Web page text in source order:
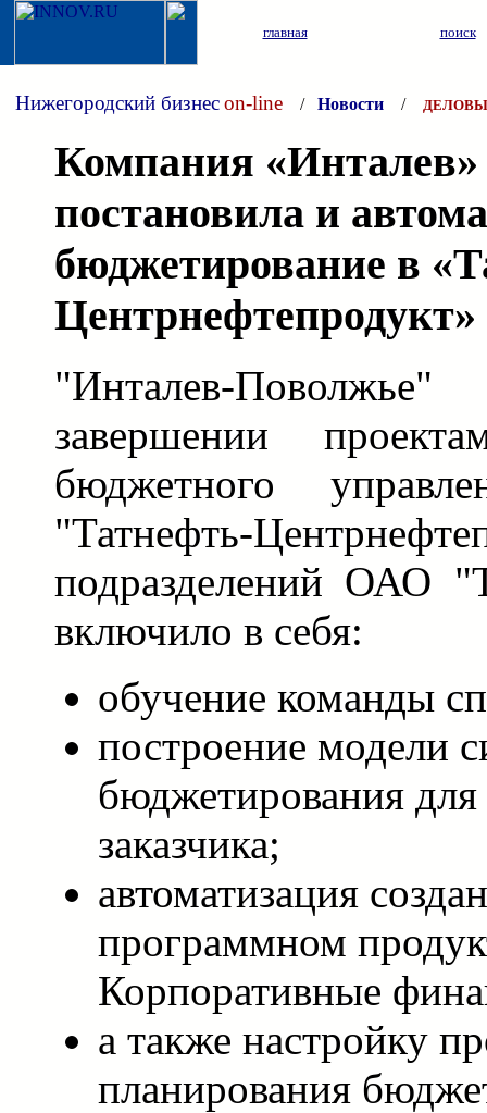
главная поиск
Нижегородский бизнесon-line / Новости /
Компания
постановила и
бюджетирование в
Центрнефтепродукт»
"Инталев-
завершении
бюджетного
"Татнефть-
подразделений ОАО
включило в себя:
обучение команды
построение модели
бюджетирования
заказчика;
автоматизация
программном
Корпоративные
а также настройку
планирования